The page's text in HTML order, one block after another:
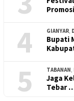
4 GIANYAR,
Bupati
5 TABANAN,
Jaga
Tebar